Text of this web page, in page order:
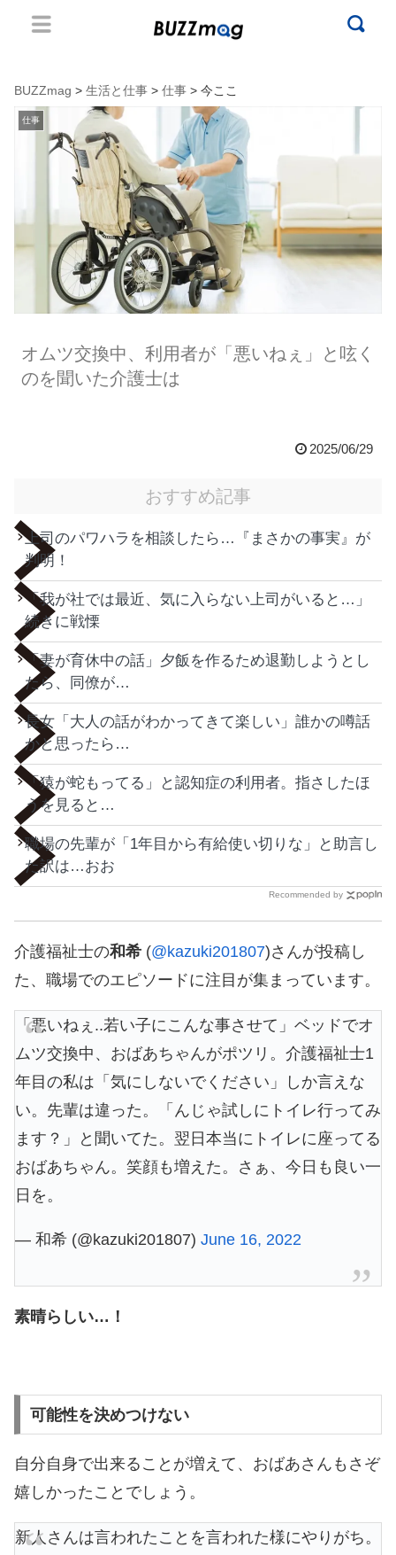
BUZZmag > 生活と仕事 > 仕事 > 今ここ
仕事
オムツ交換中、利用者が「悪いねぇ」と呟く
のを聞いた介護士は
2025/06/29
おすすめ記事
上司のパワハラを相談したら…『まさかの事実』が
判明！
「我が社では最近、気に入らない上司がいると…」
続きに戦慄
「妻が育休中の話」夕飯を作るため退勤しようとし
たら、同僚が…
長女「大人の話がわかってきて楽しい」誰かの噂話
かと思ったら…
「猿が蛇もってる」と認知症の利用者。指さしたほ
うを見ると…
職場の先輩が「1年目から有給使い切りな」と助言し
た訳は…おお
Recommended by
介護福祉士の和希 (@kazuki201807)さんが投稿し
た、職場でのエピソードに注目が集まっています。
「悪いねぇ..若い子にこんな事させて」ベッドでオ
ムツ交換中、おばあちゃんがポツリ。介護福祉士1
年目の私は「気にしないでください」しか言えな
い。先輩は違った。「んじゃ試しにトイレ行ってみ
ます？」と聞いてた。翌日本当にトイレに座ってる
おばあちゃん。笑顔も増えた。さぁ、今日も良い一
日を。
— 和希 (@kazuki201807) June 16, 2022
素晴らしい…！
可能性を決めつけない
自分自身で出来ることが増えて、おばあさんもさぞ
嬉しかったことでしょう。
新人さんは言われたことを言われた様にやりがち。